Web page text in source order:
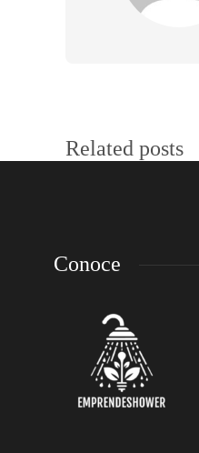
Related posts
Conoce